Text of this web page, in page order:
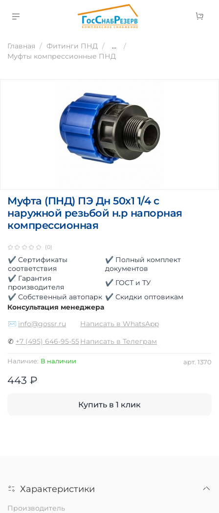
Главная Фитинги ПНД
...
Муфты компрессионные ПНД
(0)
арт. 1370
Наличие: В наличии
Муфта (ПНД) ПЭ Дн 50х1 1/4 с
наружной резьбой н.р напорная
компрессионная
443 ₽
Купить в 1 клик
✔ Сертификаты
соответствия
✔ Полный комплект
документов
✔ Гарантия
производителя
✔ ГОСТ и ТУ
✔ Собственный автопарк ✔ Скидки оптовикам
Консультация менеджера
✉ info@gossr.ru
Написать в WhatsApp
✆ +7 (495) 646-95-55Написать в Телеграм
Характеристики
Производитель